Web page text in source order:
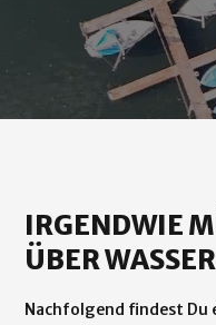
IRGENDWIE
ÜBER
Nachfolgend findest Du